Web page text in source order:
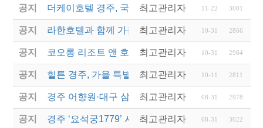
공지 더케이호텔 경주, 국내 첫 '반려동물 친화호텔' 탈바
최고관리자 11-22 3001
공지 라한호텔과 함께 가을정취 물씬나는 '추캉스' 떠나자
최고관리자 10-31 2866
공지 코오롱 리조트 앤 호텔, '컬처 위드 코오롱' 패키지
최고관리자 10-31 2984
공지 힐튼 경주, 가을 특별 기획 'IT'S AUTUMN' 프로…
최고관리자 10-11 2811
공지 경주 어향원·대구 삼송빵집... 백년가게·백년소공인
최고관리자 08-31 2978
공지 경주 ‘요석궁1779’ 시절식 반상...2023 우수문화상
최고관리자 08-31 3022